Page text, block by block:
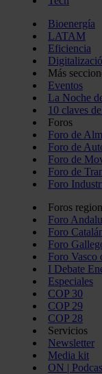
Bioenergía
LATAM
Eficiencia
Más
Eventos
La Noche
10 claves
Foros
Foro de
Foro de
Foro de
Foro de
Foro
Foros
Foro
Foro
Foro
Foro Vasco
I Debate
Especiales
COP 30
COP 29
COP 28
Servicios
Newsletter
Media kit
ON |